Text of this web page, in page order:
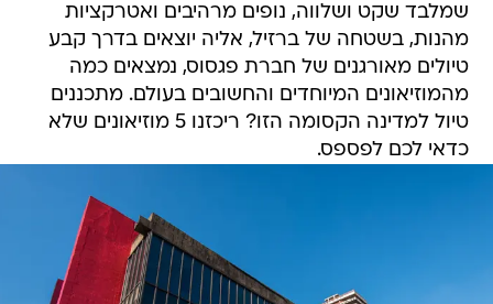
שמלבד שקט ושלווה, נופים מרהיבים ואטרקציות
מהנות, בשטחה של ברזיל, אליה יוצאים בדרך קבע
טיולים מאורגנים של חברת פגסוס, נמצאים כמה
מהמוזיאונים המיוחדים והחשובים בעולם. מתכננים
טיול למדינה הקסומה הזו? ריכזנו 5 מוזיאונים שלא
כדאי לכם לפספס.